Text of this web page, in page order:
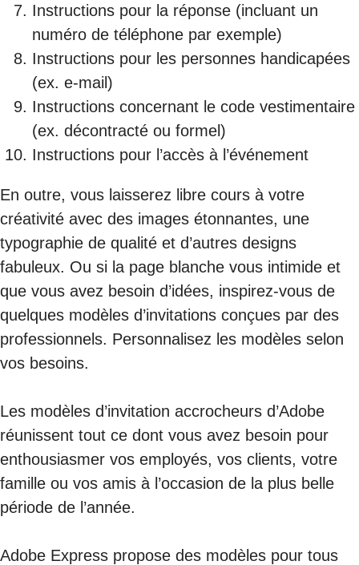
Instructions pour la réponse (incluant un
numéro de téléphone par exemple)
Instructions pour les personnes handicapées
(ex. e-mail)
Instructions concernant le code vestimentaire
(ex. décontracté ou formel)
Instructions pour l’accès à l’événement
En outre, vous laisserez libre cours à votre
créativité avec des images étonnantes, une
typographie de qualité et d’autres designs
fabuleux. Ou si la page blanche vous intimide et
que vous avez besoin d’idées, inspirez-vous de
quelques modèles d’invitations conçues par des
professionnels. Personnalisez les modèles selon
vos besoins.
Les modèles d’invitation accrocheurs d’Adobe
réunissent tout ce dont vous avez besoin pour
enthousiasmer vos employés, vos clients, votre
famille ou vos amis à l’occasion de la plus belle
période de l’année.
Adobe Express propose des modèles pour tous